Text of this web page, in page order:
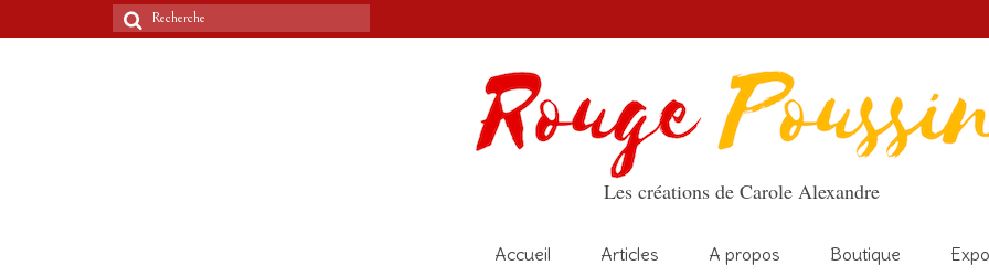
Rechercher
Les créations de Carole Alexandre
Accueil Articles A propos Boutique Expo